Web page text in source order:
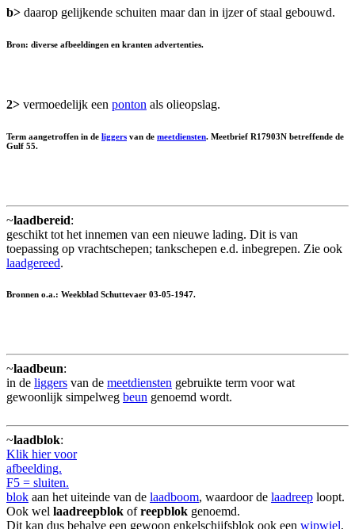
b> daarop gelijkende schuiten maar dan in ijzer of staal gebouwd.
Bron: diverse afbeeldingen en kranten advertenties.
2> vermoedelijk een ponton als olieopslag.
Term aangetroffen in de liggers van de meetdiensten. Meetbrief R17903N betreffende de
Gulf 55.
~laadbereid:
geschikt tot het innemen van een nieuwe lading. Dit is van
toepassing op vrachtschepen; tankschepen e.d. inbegrepen. Zie ook
laadgereed.
Bronnen o.a.: Weekblad Schuttevaer 03-05-1947.
~laadbeun:
in de liggers van de meetdiensten gebruikte term voor wat
gewoonlijk simpelweg beun genoemd wordt.
~laadblok:
Klik hier voor
afbeelding.
F5 = sluiten.
blok aan het uiteinde van de laadboom, waardoor de laadreep loopt.
Ook wel laadreepblok ofreepblok genoemd.
Dit kan dus behalve een gewoon enkelschijfsblok ook een wipwiel,